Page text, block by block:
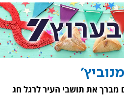
מברך את תושבי העיר לרגל חג